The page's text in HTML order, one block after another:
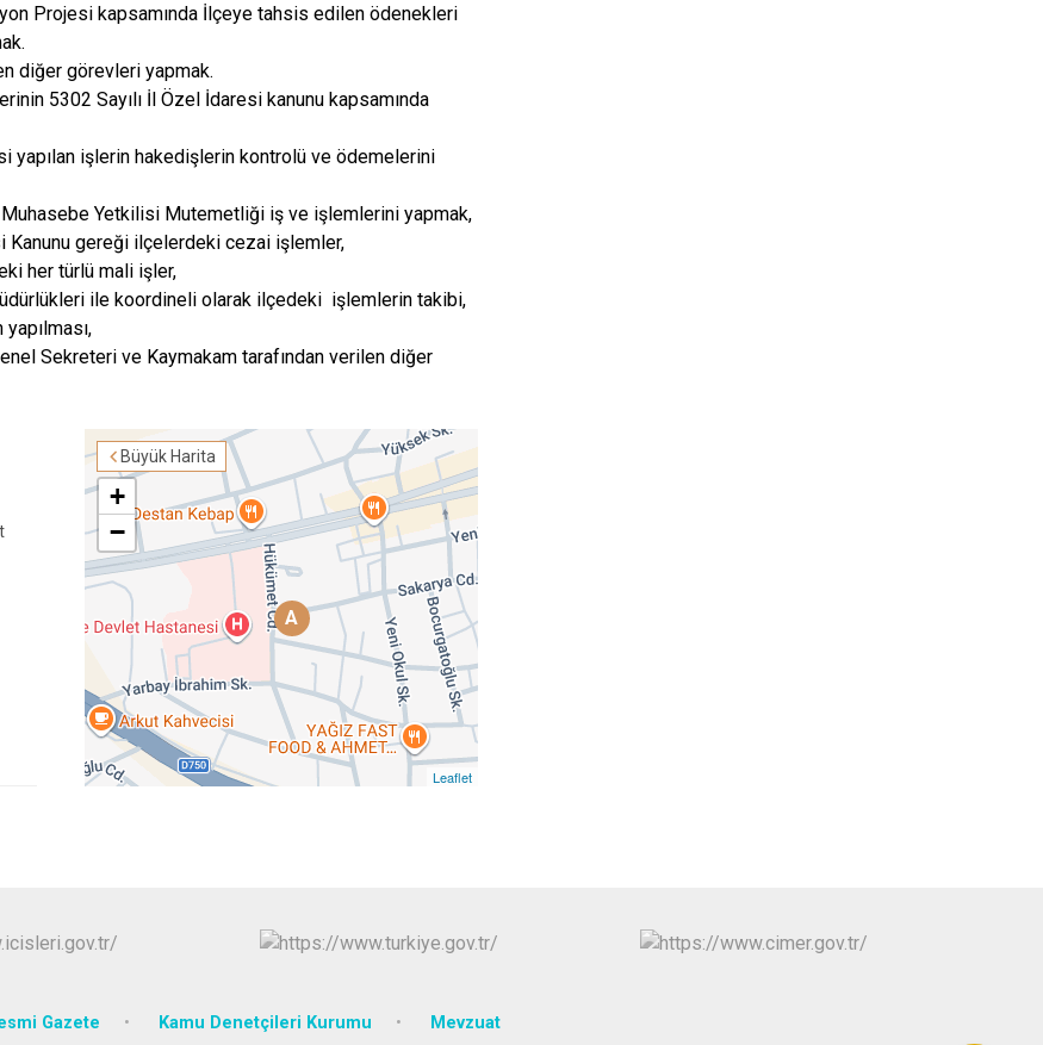
Projesi kapsamında İlçeye tahsis edilen ödenekleri
diğer görevleri yapmak.
5302 Sayılı İl Özel İdaresi kanunu kapsamında
yapılan işlerin hakedişlerin kontrolü ve ödemelerini
Yetkilisi Mutemetliği iş ve işlemlerini yapmak,
Kanunu gereği ilçelerdeki cezai işlemler,
her türlü mali işler,
ile koordineli olarak ilçedeki işlemlerin takibi,
Sekreteri ve Kaymakam tarafından verilen diğer
Büyük Harita
A
+
−
Leaflet
Gazete Kamu Denetçileri Kurumu Mevzuat